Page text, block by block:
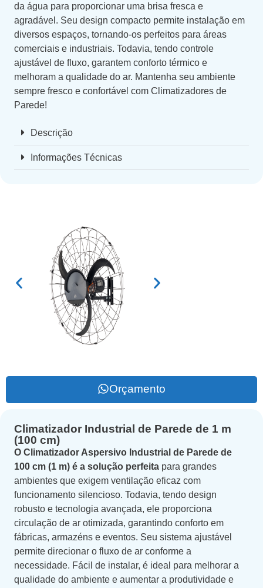
da água para proporcionar uma brisa fresca e
agradável. Seu design compacto permite instalação em
diversos espaços, tornando-os perfeitos para áreas
comerciais e industriais. Todavia, tendo controle
ajustável de fluxo, garantem conforto térmico e
melhoram a qualidade do ar. Mantenha seu ambiente
sempre fresco e confortável com Climatizadores de
Parede!
Descrição
Informações Técnicas
Orçamento
Climatizador Industrial de Parede de 1 m
(100 cm)
O Climatizador Aspersivo Industrial de Parede de
100 cm (1 m) é a solução perfeita para grandes
ambientes que exigem ventilação eficaz com
funcionamento silencioso. Todavia, tendo design
robusto e tecnologia avançada, ele proporciona
circulação de ar otimizada, garantindo conforto em
fábricas, armazéns e eventos. Seu sistema ajustável
permite direcionar o fluxo de ar conforme a
necessidade. Fácil de instalar, é ideal para melhorar a
qualidade do ambiente e aumentar a produtividade e